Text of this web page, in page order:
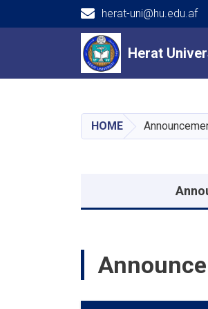
Herat
herat-uni@hu.edu.af
Main navigation
Herat
HOME